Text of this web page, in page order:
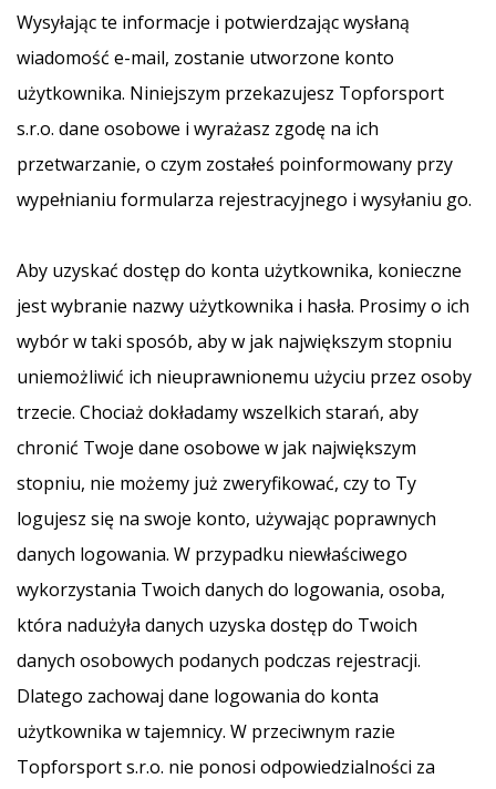
Wysyłając te informacje i potwierdzając wysłaną
wiadomość e-mail, zostanie utworzone konto
użytkownika. Niniejszym przekazujesz Topforsport
s.r.o. dane osobowe i wyrażasz zgodę na ich
przetwarzanie, o czym zostałeś poinformowany przy
wypełnianiu formularza rejestracyjnego i wysyłaniu go.
Aby uzyskać dostęp do konta użytkownika, konieczne
jest wybranie nazwy użytkownika i hasła. Prosimy o ich
wybór w taki sposób, aby w jak największym stopniu
uniemożliwić ich nieuprawnionemu użyciu przez osoby
trzecie. Chociaż dokładamy wszelkich starań, aby
chronić Twoje dane osobowe w jak największym
stopniu, nie możemy już zweryfikować, czy to Ty
logujesz się na swoje konto, używając poprawnych
danych logowania. W przypadku niewłaściwego
wykorzystania Twoich danych do logowania, osoba,
która nadużyła danych uzyska dostęp do Twoich
danych osobowych podanych podczas rejestracji.
Dlatego zachowaj dane logowania do konta
użytkownika w tajemnicy. W przeciwnym razie
Topforsport s.r.o. nie ponosi odpowiedzialności za